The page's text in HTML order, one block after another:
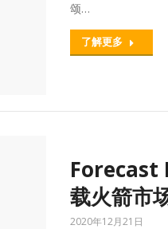
颂…
了解更多
Forecast
载火箭市
2020年12月21日